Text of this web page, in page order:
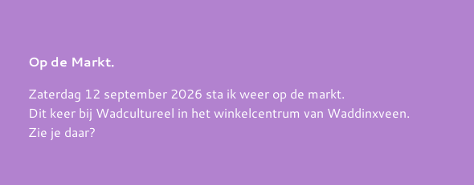
Op de Markt.
Zaterdag 12 september 2026 sta ik weer op de markt.
Dit keer bij Wadcultureel in het winkelcentrum van Waddinxveen.
Zie je daar?